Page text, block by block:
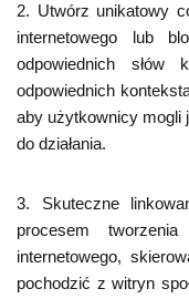
2. Utwórz unikatowy
internetowego lub
odpowiednich słów
odpowiednich
aby użytkownicy mogli
do działania.
3. Skuteczne
procesem
internetowego,
pochodzić z witryn